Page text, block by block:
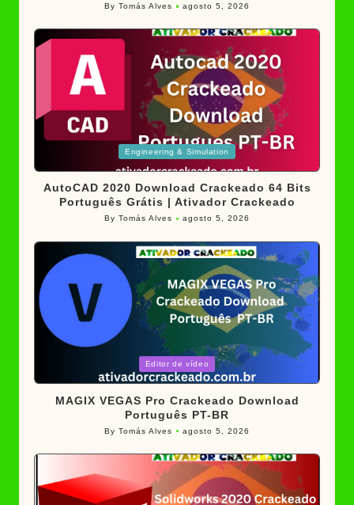
Posted
ByTomás Alves agosto 5, 2026
Engineering & Simulation
AutoCAD 2020 Download Crackeado 64 Bits
Português Grátis | Ativador Crackeado
Posted
ByTomás Alves agosto 5, 2026
Editor de vídeo
MAGIX VEGAS Pro Crackeado Download
Português PT-BR
Posted
ByTomás Alves agosto 5, 2026